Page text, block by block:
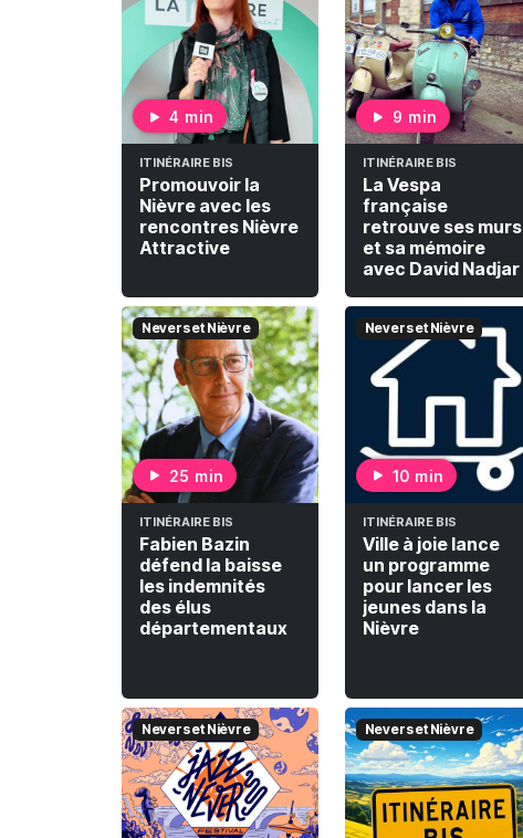
4 min
ITINÉRAIRE BIS
Promouvoir la
Nièvre avec les
rencontres Nièvre
Attractive
9 min
ITINÉRAIRE BIS
La Vespa
française
retrouve ses murs
et sa mémoire
avec David Nadjar
Nevers et Nièvre
25 min
ITINÉRAIRE BIS
Fabien Bazin
défend la baisse
les indemnités
des élus
départementaux
Nevers et Nièvre
10 min
ITINÉRAIRE BIS
Ville à joie lance
un programme
pour lancer les
jeunes dans la
Nièvre
Nevers et Nièvre Nevers et Nièvre